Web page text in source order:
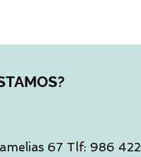
67 Tlf: 986 422